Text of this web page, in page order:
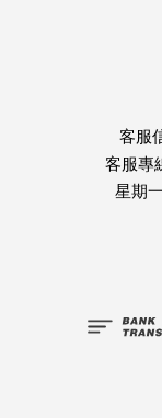
客服
客服專
星期